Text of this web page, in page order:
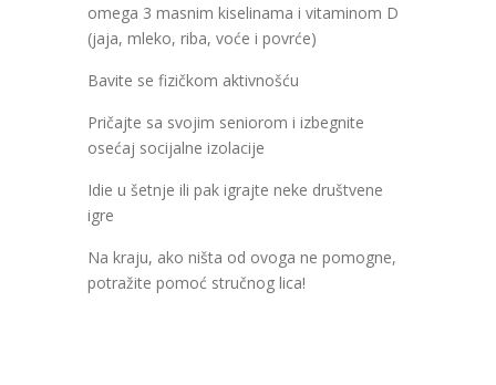
omega 3 masnim kiselinama i vitaminom D
(jaja, mleko, riba, voće i povrće)
Bavite se fizičkom aktivnošću
Pričajte sa svojim seniorom i izbegnite
osećaj socijalne izolacije
Idie u šetnje ili pak igrajte neke društvene
igre
Na kraju, ako ništa od ovoga ne pomogne,
potražite pomoć stručnog lica!